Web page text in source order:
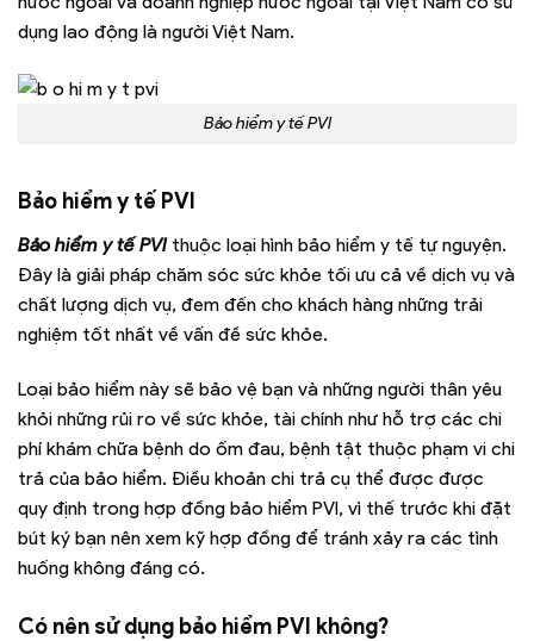
dụng lao động là người Việt Nam.
Bảo hiểm y tế PVI
Bảo hiểm y tế PVI
Bảo hiểm y tế PVIthuộc loại hình bảo hiểm y tế tự nguyện.
Đây là giải pháp chăm sóc sức khỏe tối ưu cả về dịch vụ và
chất lượng dịch vụ, đem đến cho khách hàng những trải
nghiệm tốt nhất về vấn đề sức khỏe.
Loại bảo hiểm này sẽ bảo vệ bạn và những người thân yêu
khỏi những rủi ro về sức khỏe, tài chính như hỗ trợ các chi
phí khám chữa bệnh do ốm đau, bệnh tật thuộc phạm vi chi
trả của bảo hiểm. Điều khoản chi trả cụ thể được được
quy định trong hợp đồng bảo hiểm PVI, vì thế trước khi đặt
bút ký bạn nên xem kỹ hợp đồng để tránh xảy ra các tình
huống không đáng có.
Có nên sử dụng bảo hiểm PVI không?